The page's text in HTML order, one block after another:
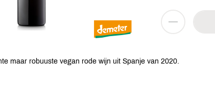
maar robuuste vegan rode wijn uit Spanje van 2020.